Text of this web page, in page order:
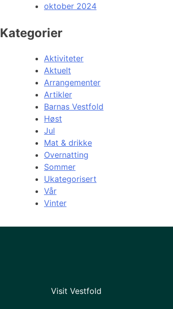
oktober 2024
Kategorier
Aktiviteter
Aktuelt
Arrangementer
Artikler
Barnas Vestfold
Høst
Jul
Mat & drikke
Overnatting
Sommer
Ukategorisert
Vår
Vinter
Visit Vestfold